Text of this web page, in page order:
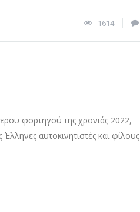
1614
φορτηγού της χρονιάς 2022,
αυτοκινητιστές και φίλους